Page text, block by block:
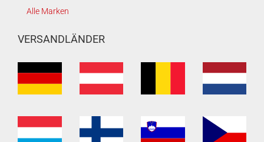
Alle Marken
VERSANDLÄNDER